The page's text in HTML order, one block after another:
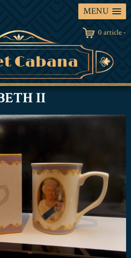
MENU
0 article -
II